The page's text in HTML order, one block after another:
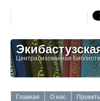
Централизованная
Главная О нас